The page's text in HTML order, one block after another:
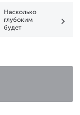
Насколько
глубоким
будет